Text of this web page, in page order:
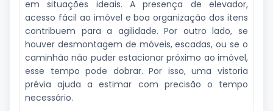
em situações ideais. A presença de elevador,
acesso fácil ao imóvel e boa organização dos itens
contribuem para a agilidade. Por outro lado, se
houver desmontagem de móveis, escadas, ou se o
caminhão não puder estacionar próximo ao imóvel,
esse tempo pode dobrar. Por isso, uma vistoria
prévia ajuda a estimar com precisão o tempo
necessário.